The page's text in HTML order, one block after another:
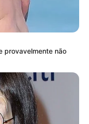
provavelmente não